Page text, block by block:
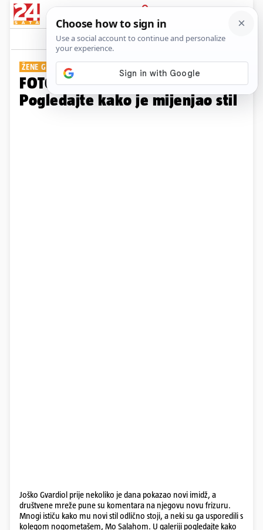
PRIJAVA
Galerija Komentari
ŽENE GA OBOŽAVAJU
FOTO Sve Gvardiolove frizure:
Pogledajte kako je mijenjao stil
Joško Gvardiol prije nekoliko je dana pokazao novi imidž, a
društvene mreže pune su komentara na njegovu novu frizuru.
Mnogi ističu kako mu novi stil odlično stoji, a neki su ga usporedili s
kolegom nogometašem, Mo Salahom. U galeriji pogledajte kako